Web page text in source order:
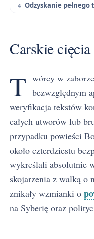
Odzyskanie pełnego
Carskie
T wórcy w
bezwzględnym
weryfikacja tekstów
całych utworów lub
przypadku powieści
około czterdziestu
wykreślali absolutnie
skojarzenia z walką o
znikały wzmianki o
na Syberię oraz